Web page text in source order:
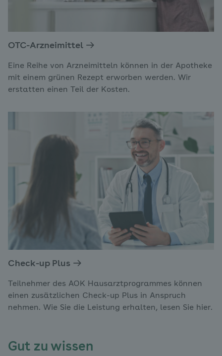
OTC-Arzneimittel
Eine Reihe von Arzneimitteln können in der Apotheke
mit einem grünen Rezept erworben werden. Wir
erstatten einen Teil der Kosten.
Check-up Plus
Teilnehmer des AOK Hausarztprogrammes können
einen zusätzlichen Check-up Plus in Anspruch
nehmen. Wie Sie die Leistung erhalten, lesen Sie hier.
Gut zu wissen